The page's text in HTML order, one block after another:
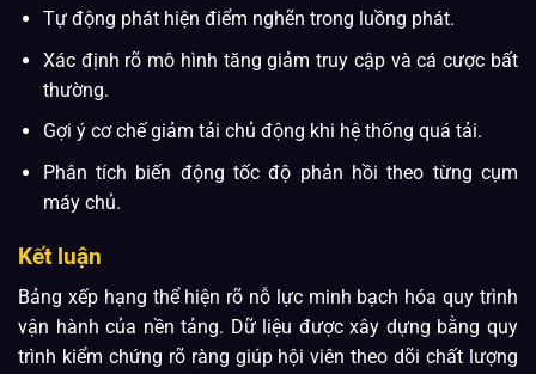
Tự động phát hiện điểm nghẽn trong luồng phát.
Xác định rõ mô hình tăng giảm truy cập và cá cược bất
thường.
Gợi ý cơ chế giảm tải chủ động khi hệ thống quá tải.
Phân tích biến động tốc độ phản hồi theo từng cụm
máy chủ.
Kết luận
Bảng xếp hạng thể hiện rõ nỗ lực minh bạch hóa quy trình
vận hành của nền tảng. Dữ liệu được xây dựng bằng quy
trình kiểm chứng rõ ràng giúp hội viên theo dõi chất lượng